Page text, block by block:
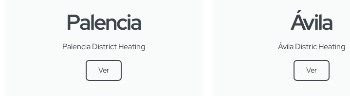
Palencia
Palencia District Heating
Ver
Ávila
Ávila Distric Heating
Ver